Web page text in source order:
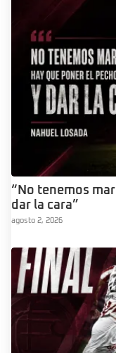
“No tenemos
dar la cara”
agosto 2, 2026